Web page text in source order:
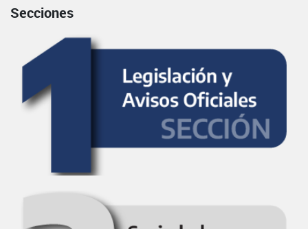
Secciones